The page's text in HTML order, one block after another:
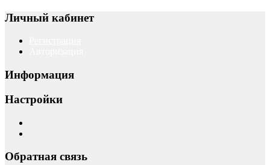
Личный кабинет
Информация
Настройки
Обратная связь